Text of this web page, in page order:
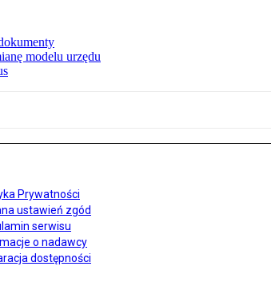
modelu urzędu
Prywatności
ustawień zgód
serwisu
o nadawcy
dostępności